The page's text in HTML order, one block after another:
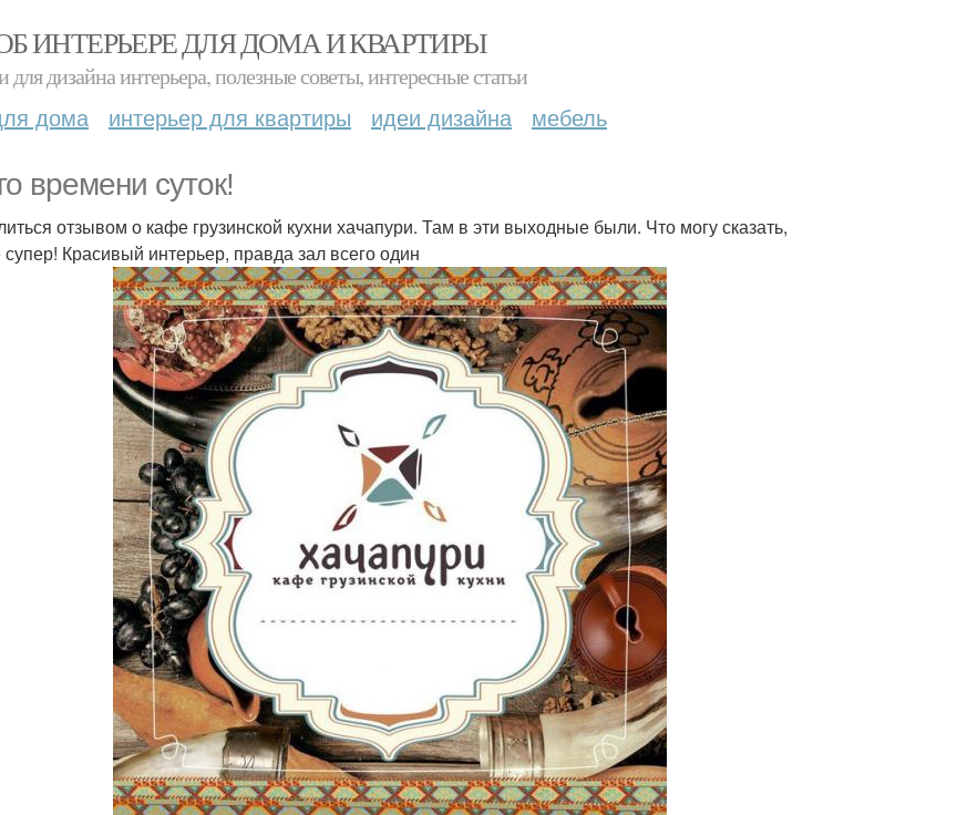
ИНТЕРЬЕРЕ ДЛЯ ДОМА И КВАРТИРЫ
дизайна интерьера, полезные советы, интересные статьи
дома интерьер для квартиры идеи дизайна мебель
времени суток!
отзывом о кафе грузинской кухни хачапури. Там в эти выходные были. Что могу сказать,
Красивый интерьер, правда зал всего один